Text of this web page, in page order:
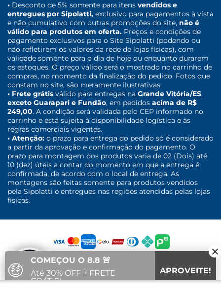
• Desconto de 5% somente para itens vendidos e
entregues por Sipolatti, exclusivo para pagamentos à vista
e não cumulativo com outras promoções do site, não é
válido para produtos em oferta. Preços e condições de
pagamento exclusivos para o Site Sipolatti (podendo ou
não refletirem os valores da rede de lojas físicas), com
validade somente para o dia de hoje ou enquanto durarem
os estoques. O preço válido será o mostrado no carrinho de
compras, no momento da finalização do pedido. Fotos que
constam no site, são meramente ilustrativas.
• Frete grátis válido para entregas na Grande Vitória/ES,
exceto Guarapari e Fundão, em pedidos acima de R$
249,00. A condição será validada pelo CEP informado no
carrinho e está sujeita à disponibilidade logística e às
regras comerciais vigentes.
• Atenção: o prazo para entrega do pedido só é considerado
a partir da aprovação e confirmação do pagamento. O
prazo para montagem dos produtos varia de 02 (Dois) até
10 (dez) úteis a contar do momento em que a entrega é
confirmada, de acordo com o local de entrega. As
montagens são feitas somente para produtos vendidos
pela Sipolatti e entregues nas regiões atendidas pelas lojas
físicas.
🤑
COMEÇOU O 8.8 🚨
Até 30% OFF + FRETE
GRÁTIS!
APROVEITE!